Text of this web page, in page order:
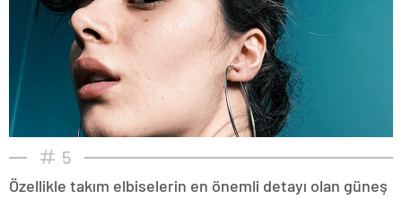
5
Özellikle takım elbiselerin en önemli detayı olan güneş